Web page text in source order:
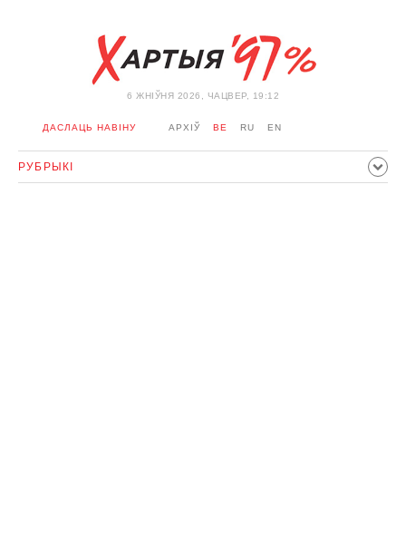
6 ЖНIЎНЯ 2026, ЧАЦВЕР, 19:12
ДАСЛАЦЬ НАВІНУ АРХІЎ BE RU EN
РУБРЫКІ